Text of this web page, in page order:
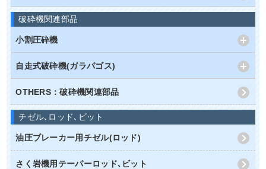
破砕機関連部品
小割圧砕機
自走式破砕機(ガラパゴス)
OTHERS：破砕機関連部品
チゼル､ロッド､ビット
油圧ブレーカー用チゼル(ロッド)
さく岩機用テーパーロッド､ビット